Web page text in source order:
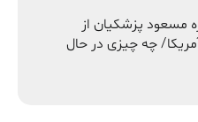
مسعود پزشکیان از
چه چیزی در حال